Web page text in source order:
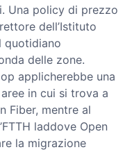
Una policy di prezzo
dell’Istituto
quotidiano
delle zone.
applicherebbe una
in cui si trova a
Fiber, mentre al
laddove Open
la migrazione